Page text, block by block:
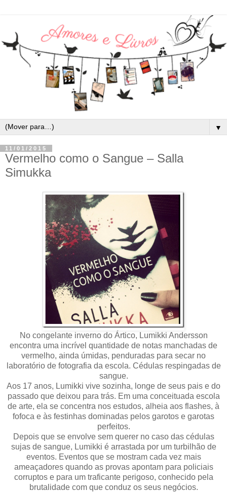
▼
11/01/2015
Vermelho como o Sangue – Salla
Simukka
No congelante inverno do Ártico, Lumikki Andersson
encontra uma incrível quantidade de notas manchadas de
vermelho, ainda úmidas, penduradas para secar no
laboratório de fotografia da escola. Cédulas respingadas de
sangue.
Aos 17 anos, Lumikki vive sozinha, longe de seus pais e do
passado que deixou para trás. Em uma conceituada escola
de arte, ela se concentra nos estudos, alheia aos flashes, à
fofoca e às festinhas dominadas pelos garotos e garotas
perfeitos.
Depois que se envolve sem querer no caso das cédulas
sujas de sangue, Lumikki é arrastada por um turbilhão de
eventos. Eventos que se mostram cada vez mais
ameaçadores quando as provas apontam para policiais
corruptos e para um traficante perigoso, conhecido pela
brutalidade com que conduz os seus negócios.